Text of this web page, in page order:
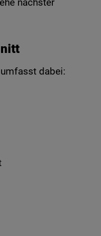
nächster
dabei: